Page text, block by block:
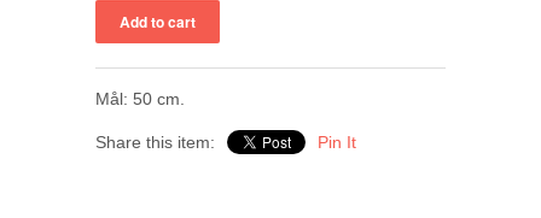
Mål: 50 cm.
Share this item: Pin It